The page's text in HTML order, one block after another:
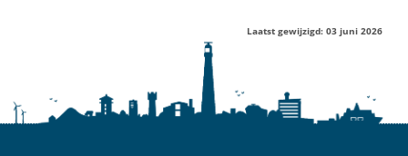
Laatst gewijzigd: 03 juni 2026